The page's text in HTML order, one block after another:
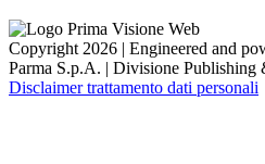
Copyright 2026 | Engineered and
Parma S.p.A. | Divisione Publishing
Disclaimer trattamento dati personali